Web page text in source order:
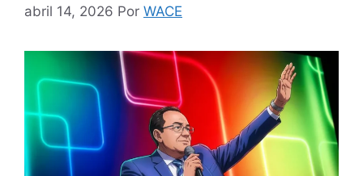
abril 14, 2026 Por WACE